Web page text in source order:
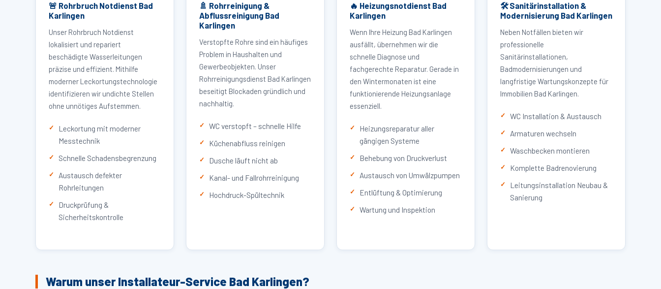
🚨 Rohrbruch Notdienst Bad
Karlingen
Unser Rohrbruch Notdienst
lokalisiert und repariert
beschädigte Wasserleitungen
präzise und effizient. Mithilfe
moderner Leckortungstechnologie
identifizieren wir undichte Stellen
ohne unnötiges Aufstemmen.
Leckortung mit moderner
Messtechnik
Schnelle Schadensbegrenzung
Austausch defekter
Rohrleitungen
Druckprüfung &
Sicherheitskontrolle
🚿 Rohrreinigung &
Abflussreinigung Bad
Karlingen
Verstopfte Rohre sind ein häufiges
Problem in Haushalten und
Gewerbeobjekten. Unser
Rohrreinigungsdienst Bad Karlingen
beseitigt Blockaden gründlich und
nachhaltig.
WC verstopft – schnelle Hilfe
Küchenabfluss reinigen
Dusche läuft nicht ab
Kanal- und Fallrohrreinigung
Hochdruck-Spültechnik
🔥 Heizungsnotdienst Bad
Karlingen
Wenn Ihre Heizung Bad Karlingen
ausfällt, übernehmen wir die
schnelle Diagnose und
fachgerechte Reparatur. Gerade in
den Wintermonaten ist eine
funktionierende Heizungsanlage
essenziell.
Heizungsreparatur aller
gängigen Systeme
Behebung von Druckverlust
Austausch von Umwälzpumpen
Entlüftung & Optimierung
Wartung und Inspektion
🛠 Sanitärinstallation &
Modernisierung Bad Karlingen
Neben Notfällen bieten wir
professionelle
Sanitärinstallationen,
Badmodernisierungen und
langfristige Wartungskonzepte für
Immobilien Bad Karlingen.
WC Installation & Austausch
Armaturen wechseln
Waschbecken montieren
Komplette Badrenovierung
Leitungsinstallation Neubau &
Sanierung
Warum unser Installateur-Service Bad Karlingen?